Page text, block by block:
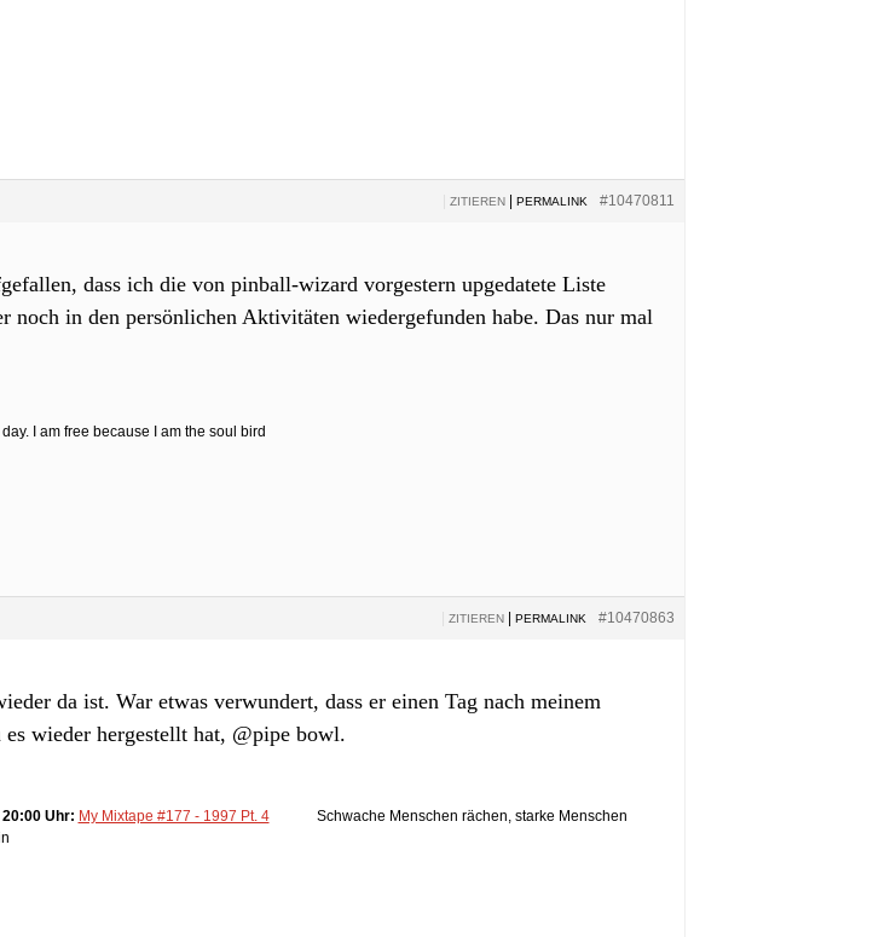
#10470811
| PERMALINK
ZITIEREN
dass ich die von pinball-wizard vorgestern upgedatete Liste
noch in den persönlichen Aktivitäten wiedergefunden habe. Das nur mal
I am free because I am the soul bird
#10470863
| PERMALINK
ZITIEREN
da ist. War etwas verwundert, dass er einen Tag nach meinem
wieder hergestellt hat, @pipe bowl.
20:00 Uhr: My Mixtape #177 - 1997 Pt. 4Schwache Menschen rächen, starke Menschen